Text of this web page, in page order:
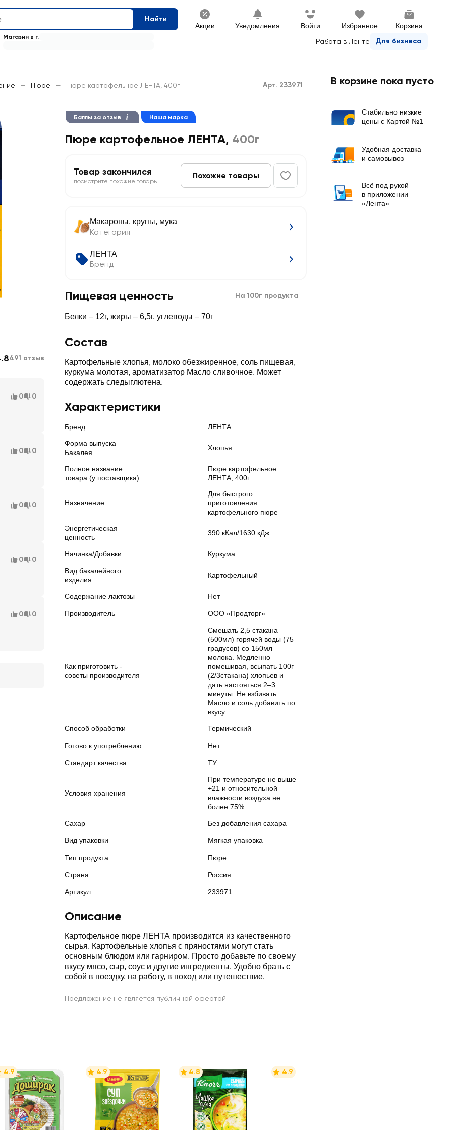
Найти
Акции Уведомления Войти Избранное Корзина
Работа в Ленте Для бизнеса
Магазин в г.
— Пюре — Пюре картофельное ЛЕНТА, 400г Арт. 233971
Баллы за отзыв Наша марка
Пюре картофельное ЛЕНТА, 400г
Товар закончился
посмотрите похожие товары
Похожие товары
Макароны, крупы, мука
Категория
ЛЕНТА
Бренд
Пищевая ценность На 100г продукта
Белки – 12г, жиры – 6,5г, углеводы – 70г
Состав
Картофельные хлопья, молоко обезжиренное, соль пищевая,
куркума молотая, ароматизатор Масло сливочное. Может
содержать следыглютена.
Характеристики
Бренд ЛЕНТА
Форма выпуска
Бакалея
Хлопья
Полное название
товара (у поставщика)
Пюре картофельное
ЛЕНТА, 400г
Назначение
Для быстрого
приготовления
картофельного пюре
Энергетическая
ценность
390 кКал/1630 кДж
Начинка/Добавки Куркума
Вид бакалейного
изделия
Картофельный
Содержание лактозы Нет
Производитель ООО «Продторг»
Как приготовить -
советы производителя
Смешать 2,5 стакана
(500мл) горячей воды (75
градусов) со 150мл
молока. Медленно
помешивая, всыпать 100г
(2/3стакана) хлопьев и
дать настояться 2–3
минуты. Не взбивать.
Масло и соль добавить по
вкусу.
Способ обработки Термический
Готово к употреблению Нет
Стандарт качества ТУ
Условия хранения
При температуре не выше
+21 и относительной
влажности воздуха не
более 75%.
Сахар Без добавления сахара
Вид упаковки Мягкая упаковка
Тип продукта Пюре
Страна Россия
Артикул 233971
Описание
Картофельное пюре ЛЕНТА производится из качественного
сырья. Картофельные хлопья с пряностями могут стать
основным блюдом или гарниром. Просто добавьте по своему
вкусу мясо, сыр, соус и другие ингредиенты. Удобно брать с
собой в поездку, на работу, в поход или путешествие.
Предложение не является публичной офертой
491 отзыв
0 0
0 0
0 0
0 0
0 0
4.9 4.9 4.8 4.9
В корзине пока пусто
Стабильно низкие
цены с Картой №1
Удобная доставка
и самовывоз
Всё под рукой
в приложении
«Лента»